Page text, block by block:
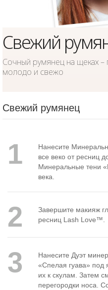
Свежий
Сочный румянец на щеках –
молодо и свежо
Свежий румянец
1
Нанесите
все веко от ресниц
Минеральные тени
века.
2
Завершите макияж
ресниц Lash Love™.
3
Нанесите Дуэт
«Спелая гуава» под
их к скулам. Затем
перегородки носа.